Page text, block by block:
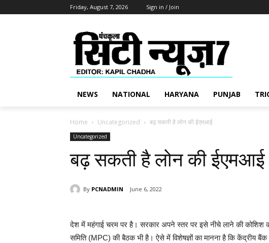
Friday, August 7, 2026 Sign in / Join
NEWS NATIONAL HARYANA PUNJAB
Home Uncategorized बढ़ सकती है लोन की ईएमआई
Uncategorized
बढ़ सकती है लोन की ईएमआई
By PCNADMIN June 6, 2022
देश में महंगाई चरम पर है। सरकार अपने स्तर पर इसे नीचे लाने की कोशिश
समिति (MPC) की बैठक भी है। ऐसे में विशेषज्ञों का मानना है कि केंद्रीय